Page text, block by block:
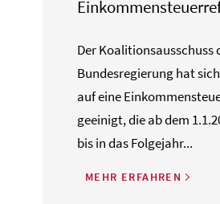
Der Koalitionsausschuss
Bundesregierung hat
auf eine
geeinigt, die ab dem
bis in das Folgejahr...
MEHR ERFAHREN